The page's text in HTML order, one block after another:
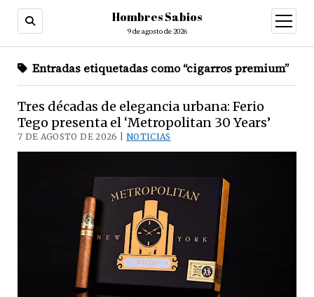
Hombres Sabios
9 de agosto de 2026
abrir
menú
Entradas etiquetadas como “cigarros premium”
Tres décadas de elegancia urbana: Ferio
Tego presenta el ‘Metropolitan 30 Years’
7 DE AGOSTO DE 2026 | NOTICIAS